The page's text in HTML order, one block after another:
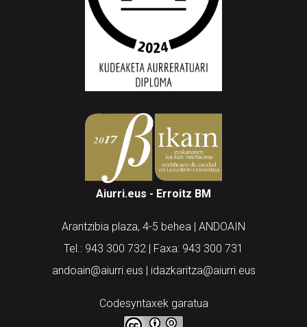
Aiurri.eus - Erroitz BM
Arantzibia plaza, 4-5 behea | ANDOAIN
Tel.: 943 300 732 | Faxa: 943 300 731
andoain@aiurri.eus | idazkaritza@aiurri.eus
Codesyntaxek garatua